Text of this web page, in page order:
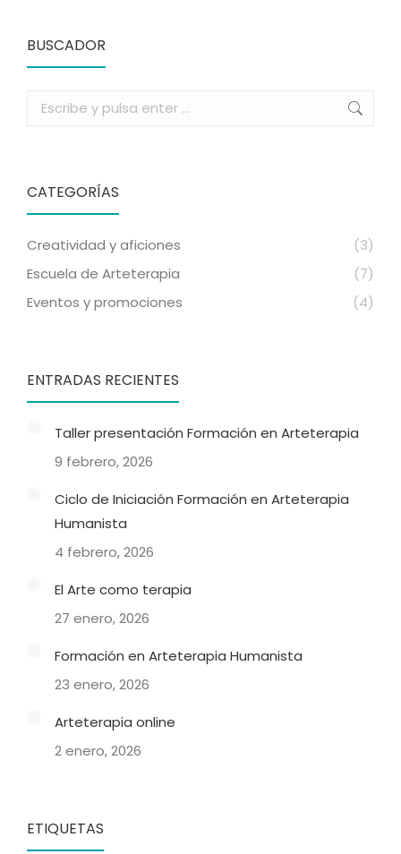
BUSCADOR
Buscar:
CATEGORÍAS
Creatividad y aficiones
(3)
Escuela de Arteterapia
(7)
Eventos y promociones
(4)
ENTRADAS RECIENTES
Taller presentación Formación en Arteterapia
9 febrero, 2026
Ciclo de Iniciación Formación en Arteterapia
Humanista
4 febrero, 2026
El Arte como terapia
27 enero, 2026
Formación en Arteterapia Humanista
23 enero, 2026
Arteterapia online
2 enero, 2026
ETIQUETAS